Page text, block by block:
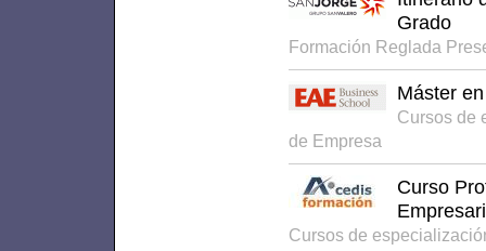
Grado
Formación Reglada
Máster
Cursos de
de Empresa
Curso
Cursos de